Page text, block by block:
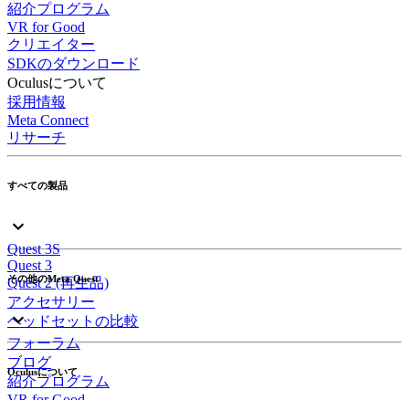
紹介プログラム
VR for Good
クリエイター
SDKのダウンロード
Oculusについて
採用情報
Meta Connect
リサーチ
すべての製品
Quest 3S
Quest 3
Quest 2 (再生品)
アクセサリー
ヘッドセットの比較
その他のMeta Quest
フォーラム
ブログ
紹介プログラム
Oculusについて